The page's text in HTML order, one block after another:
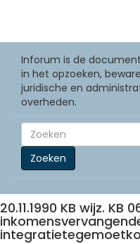
Inforum is de
in het opzoeken,
juridische en
overheden.
Zoeken
20.11.1990 KB wijz. KB